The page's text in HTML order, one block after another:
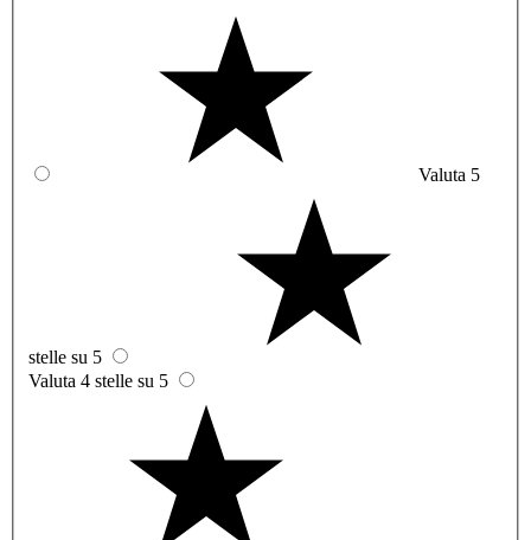
Valuta 5
stelle su 5
Valuta 4 stelle su 5